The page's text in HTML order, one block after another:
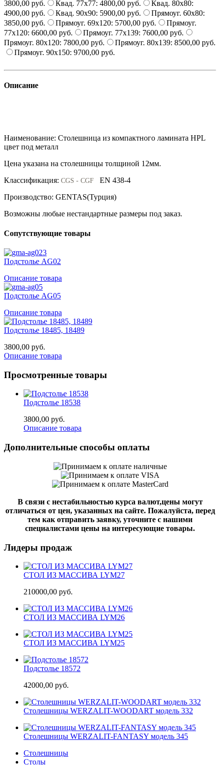
3800,00 руб.
Квад. 77x77: 4800,00 руб.
Квад. 80х80:
4900,00 руб.
Квад. 90x90: 5900,00 руб.
Прямоуг. 60x80:
3850,00 руб.
Прямоуг. 69x120: 5700,00 руб.
Прямоуг.
77x120: 6600,00 руб. Прямоуг. 77x139: 7600,00 руб.
Прямоуг. 80x120: 7800,00 руб. Прямоуг. 80x139: 8500,00 руб.
Прямоуг. 90x150: 9700,00 руб.
Описание
Наименование: Столешница из компактного ламината HPL
цвет под металл
Цена указана на столешницы толщиной 12мм.
Классификация: CGS - CGF EN 438-4
Производство: GENTAS(Турция)
Возможны любые нестандартные размеры под заказ.
Сопутствующие товары
Подстолье AG02
Описание товара
Подстолье AG05
Описание товара
Подстолье 18485, 18489
3800,00 руб.
Описание товара
Просмотренные товары
Подстолье 18538
3800,00 руб.
Описание товара
Дополнительные способы оплаты
В связи с нестабильностью курса валют,цены могут
отличаться от цен, указанных на сайте. Пожалуйста, перед
тем как отправить заявку, уточните с нашими
специалистами цены на интересующие товары.
Лидеры продаж
СТОЛ ИЗ МАССИВА LYM27
210000,00 руб.
СТОЛ ИЗ МАССИВА LYM26
СТОЛ ИЗ МАССИВА LYM25
Подстолье 18572
42000,00 руб.
Cтолешницы WERZALIT-WOODART модель 332
Cтолешницы WERZALIT-FANTASY модель 345
Столешницы
Столы